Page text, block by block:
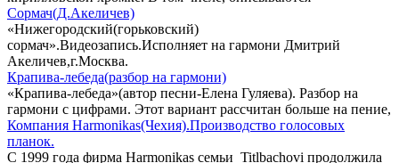
Сормач(Д.Акеличев)
«Нижегородский(горьковский)
сормач».Видеозапись.Исполняет на гармони Дмитрий
Акеличев,г.Москва.
Крапива-лебеда(разбор на гармони)
«Крапива-лебеда»(автор песни-Елена Гуляева). Разбор на
гармони с цифрами. Этот вариант рассчитан больше на пение,
Компания Harmonikas(Чехия).Производство голосовых
планок.
С 1999 года фирма Harmonikas семьи Titlbachovi продолжила